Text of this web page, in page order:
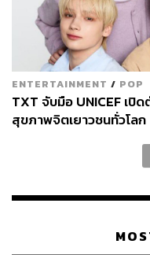
ENTERTAINMENT / POP
TXT จับมือ UNICEF เ
สุขภาพจิตเยาวชนทั่วโลก